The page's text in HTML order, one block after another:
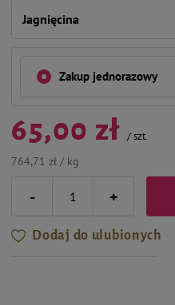
Jagnięcina
Zakup jednorazowy
65,00 zł /szt.
764,71 zł / kg
- +
Dodaj do ulubionych